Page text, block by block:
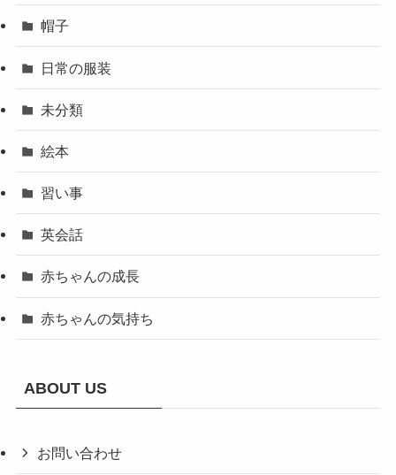
帽子
日常の服装
未分類
絵本
習い事
英会話
赤ちゃんの成長
赤ちゃんの気持ち
ABOUT US
お問い合わせ